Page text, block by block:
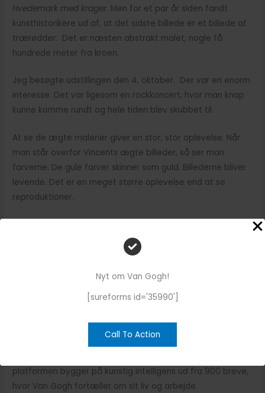
Nyt om Van Gogh!
[sureforms id='35990']
Call To Action
Hvedemark med krager. Men for et par år siden fandt
kunsthistorikere ud af, at det sidste billede er et billede af
trærødder. Det er næsten abstrakt malet, nogle få
hundrede meter fra kroen.
Jeg besøgte udstillingen den 4. oktober. Der var en enorm
interesse. Det var ligesom en rockkoncert, hvor man knap
kunne komme rundt og hele tiden blev skubbet til.
At se de ægte malerier giver en stor, stor oplevelse. Når
man står overfor Vincents ægte billeder, så ser man
farverne. De gule farver skinner som guld. Billederne bliver
levende. Det er en meget større oplevelse end at se
reproduktioner.
malerier på den unikke udstilling i Paris. Tal med den
Levende Vincent Van Gogh på udstilling. Udstillingen er
platformen bygger på kunstig intelligens ud fra 900 breve,
hvor Van Gogh fortæller om sit liv og arbejde.